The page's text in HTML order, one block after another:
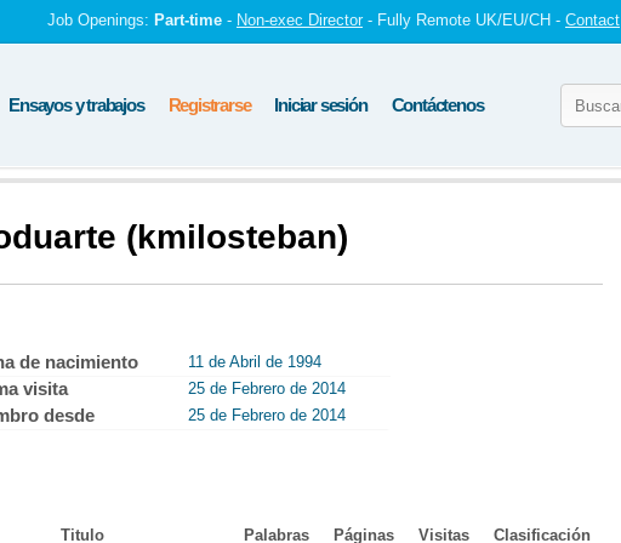
Job Openings: Part-time - Non-exec Director - Fully Remote UK/EU/CH - Contact
Ensayos y trabajos Registrarse Iniciar sesión Contáctenos
(kmilosteban)
de nacimiento 11 de Abril de 1994
visita 25 de Febrero de 2014
desde 25 de Febrero de 2014
Titulo Palabras Páginas Visitas Clasificación